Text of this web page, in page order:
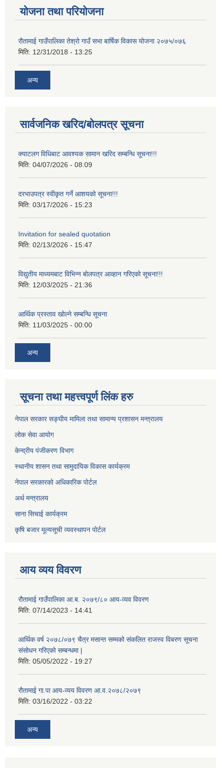
योजना तथा परियोजना
रौतामाई गाउँपालिका तेश्रो गाउँ सभा बार्षिक विकास योजना २०७५/०७६
मिति: 12/31/2018 - 13:25
अन्य
सार्वजनिक खरिद/बोलपत्र सूचना
क्याटलग विधिबाट आवश्यक सामान खरिद सम्बन्धि सूचना!!!
मिति: 04/07/2026 - 08:09
दरभाउपत्र स्वीकृत गर्ने आशयको सूचना!!!
मिति: 03/17/2026 - 15:23
Invitation for sealed quotation
मिति: 02/13/2026 - 15:47
विद्युतीय माध्यमबाट विभिन्न बोलपत्र आव्हान गरिएको सूचना!!!
मिति: 12/03/2025 - 21:36
आर्थिक प्रस्ताव खोल्ने सम्बन्धि सूचना
मिति: 11/03/2025 - 00:00
अन्य
सूचना तथा महत्त्वपूर्ण लिंक हरु
नेपाल सरकार सङ्घीय मामिला तथा सामान्य प्रशासन मन्त्रालय
लोक सेवा आयोग
केन्द्रीय पंजीकरण विभाग
स्थानीय शासन तथा सामुदायिक विकास कार्यक्रम
नेपाल सरकारको अधिकारिक पोर्टल
अर्थ मन्त्रालय
साना सिचाई कार्यक्रम
कृषि बजार मूल्यसूची व्यवस्थापन पोर्टल
आय व्यय विवरण
रौतामाई गाउँपालिका आ.ब. २०७९/८० आय-व्यव विवरण
मिति: 07/14/2023 - 14:41
आर्थिक वर्ष २०७८/०७९ चैत्र मसान्त सम्मको संकलित राजस्व विबरण सूचना
संसोधन गरिएको सम्बन्धमा |
मिति: 05/05/2022 - 19:27
रौतामाई गा.पा आय-व्यय विवरण आ.व.२०७८/२०७९
मिति: 03/16/2022 - 03:22
अन्य